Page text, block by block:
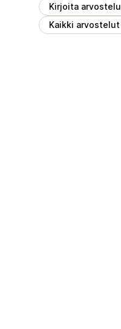
Kirjoita arvostelu
Kaikki arvostelut